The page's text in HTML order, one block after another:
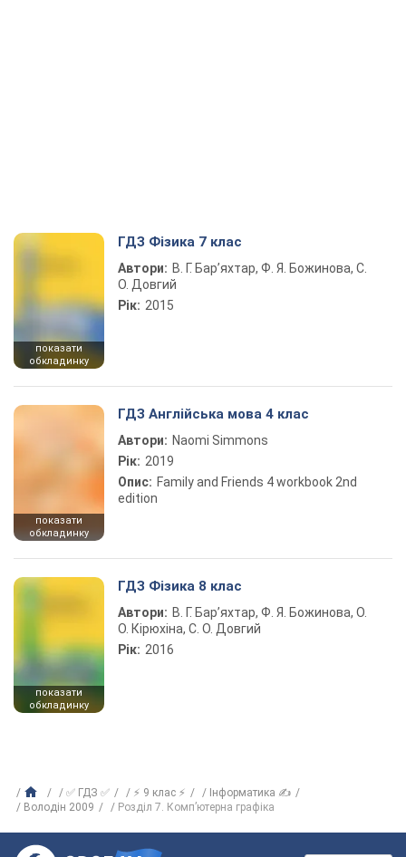
показати
обкладинку
ГДЗ Фізика 7 клас
Автори: В. Г. Бар’яхтар, Ф. Я. Божинова, С.
О. Довгий
Рік: 2015
показати
обкладинку
ГДЗ Англійська мова 4 клас
Автори: Naomi Simmons
Рік: 2019
Опис: Family and Friends 4 workbook 2nd
edition
показати
обкладинку
ГДЗ Фізика 8 клас
Автори: В. Г. Бар’яхтар, Ф. Я. Божинова, О.
О. Кірюхіна, С. О. Довгий
Рік: 2016
✅ ГДЗ ✅ ⚡ 9 клас ⚡
Інформатика ✍
Володін 2009
Розділ 7. Комп’ютерна графіка